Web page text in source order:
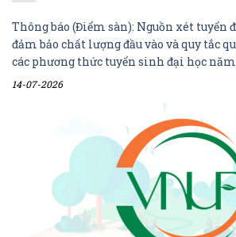
Thông báo (Điểm sàn): Nguồn xét tuyển
đảm bảo chất lượng đầu vào và quy tắc
các phương thức tuyển sinh đại học năm
14-07-2026